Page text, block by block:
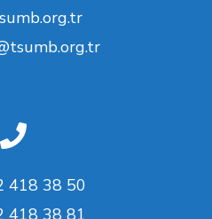
418 38 50